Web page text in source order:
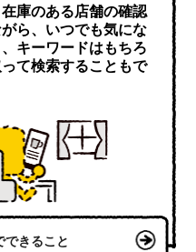
庫のある店舗の確認
ら、いつでも気にな
キーワードはもちろ
て検索することもで
できること